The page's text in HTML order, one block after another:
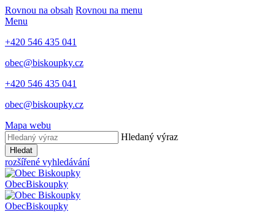
Rovnou na obsah Rovnou na menu
Menu
+420 546 435 041
obec@biskoupky.cz
+420 546 435 041
obec@biskoupky.cz
Mapa webu
Hledaný výraz
Hledat
rozšířené vyhledávání
ObecBiskoupky
ObecBiskoupky